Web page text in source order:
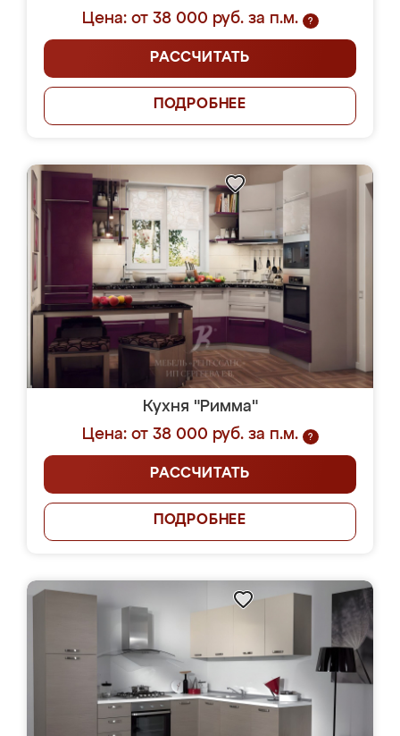
Цена: от 38 000 руб. за п.м.
?
РАССЧИТАТЬ
ПОДРОБНЕЕ
Кухня "Римма"
Цена: от 38 000 руб. за п.м.
?
РАССЧИТАТЬ
ПОДРОБНЕЕ